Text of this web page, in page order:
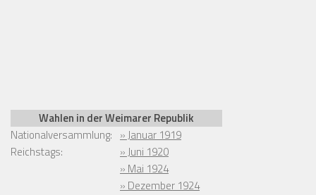
Wahlen in der Weimarer Republik
Nationalversammlung: » Januar 1919
Reichstags:
» Juni 1920
» Mai 1924
» Dezember 1924